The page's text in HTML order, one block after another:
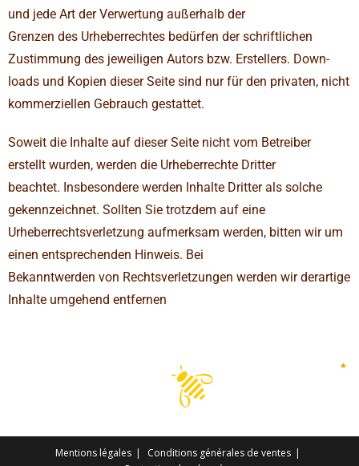
und jede Art der Ver­wer­tung außer­halb der
Grenzen des Urhe­ber­rechtes bedürfen der schrift­li­chen
Zustim­mung des jewei­ligen Autors bzw. Erstel­lers. Down­
loads und Kopien dieser Seite sind nur für den pri­vaten, nicht
kom­mer­zi­ellen Gebrauch gestattet.
Soweit die Inhalte auf dieser Seite nicht vom Betreiber
erstellt wurden, werden die Urhe­ber­rechte Dritter
beachtet. Ins­be­son­dere werden Inhalte Dritter als solche
gekenn­zeichnet. Sollten Sie trotzdem auf eine
Urhe­ber­rechts­ver­let­zung auf­merksam werden, bitten wir um
einen ent­spre­chenden Hin­weis. Bei
Bekannt­werden von Rechts­ver­let­zungen werden wir der­ar­tige
Inhalte umge­hend entfernen
Mentions légales
Conditions générales de ventes